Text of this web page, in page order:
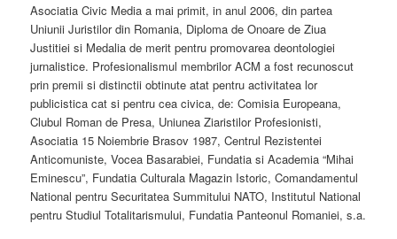
Asociatia Civic Media a mai primit, in anul 2006, din partea
Uniunii Juristilor din Romania, Diploma de Onoare de Ziua
Justitiei si Medalia de merit pentru promovarea deontologiei
jurnalistice. Profesionalismul membrilor ACM a fost recunoscut
prin premii si distinctii obtinute atat pentru activitatea lor
publicistica cat si pentru cea civica, de: Comisia Europeana,
Clubul Roman de Presa, Uniunea Ziaristilor Profesionisti,
Asociatia 15 Noiembrie Brasov 1987, Centrul Rezistentei
Anticomuniste, Vocea Basarabiei, Fundatia si Academia “Mihai
Eminescu”, Fundatia Culturala Magazin Istoric, Comandamentul
National pentru Securitatea Summitului NATO, Institutul National
pentru Studiul Totalitarismului, Fundatia Panteonul Romaniei, s.a.